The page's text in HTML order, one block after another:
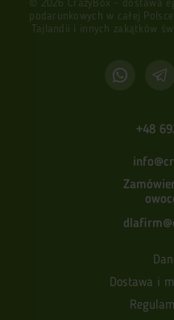
© 2026 CrazyBox - dostawa
podarunkowych w całej
Tajlandii i innych zakątków
+48
Dostawa i